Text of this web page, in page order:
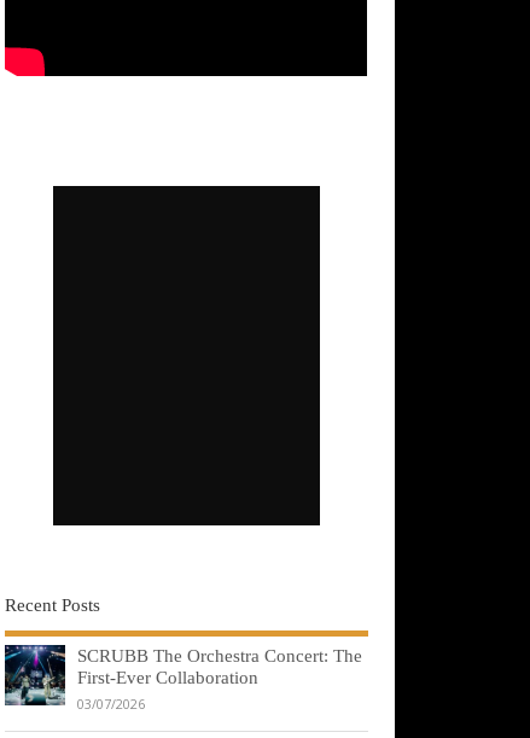
Recent Posts
SCRUBB The Orchestra Concert: The
First-Ever Collaboration
03/07/2026